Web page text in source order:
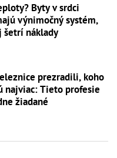
Byty v srdci
výnimočný systém,
šetrí náklady
prezradili, koho
najviac: Tieto profesie
žiadané